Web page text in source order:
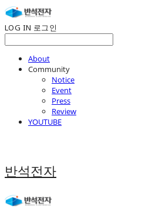
LOG IN 로그인
About
Community
Notice
Event
Press
Review
YOUTUBE
반석전자